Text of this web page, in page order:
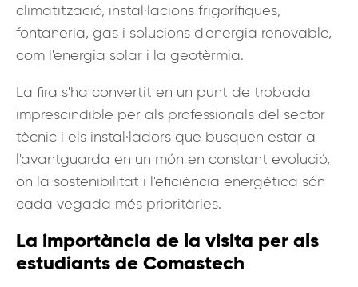
climatització, instal·lacions frigorífiques,
fontaneria, gas i solucions d'energia renovable,
com l'energia solar i la geotèrmia.
La fira s'ha convertit en un punt de trobada
imprescindible per als professionals del sector
tècnic i els instal·ladors que busquen estar a
l'avantguarda en un món en constant evolució,
on la sostenibilitat i l'eficiència energètica són
cada vegada més prioritàries.
La importància de la visita per als
estudiants de Comastech